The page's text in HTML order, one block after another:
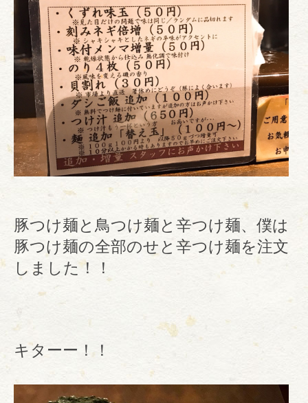
豚つけ麺と鳥つけ麺と辛つけ麺、僕は
豚つけ麺の全部のせと辛つけ麺を注文
しました！！
キターー！！